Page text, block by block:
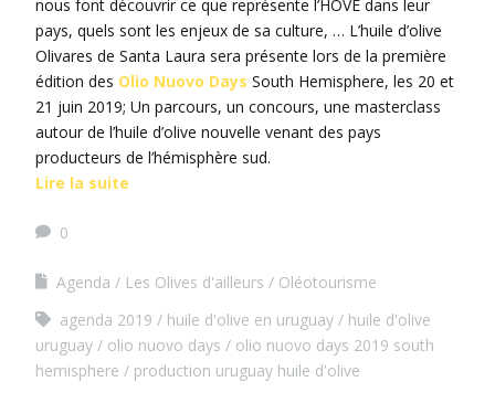
nous font découvrir ce que représente l’HOVE dans leur
pays, quels sont les enjeux de sa culture, … L’huile d’olive
Olivares de Santa Laura sera présente lors de la première
édition des Olio Nuovo Days South Hemisphere, les 20 et
21 juin 2019; Un parcours, un concours, une masterclass
autour de l’huile d’olive nouvelle venant des pays
producteurs de l’hémisphère sud.
Lire la suite
0
Agenda Les Olives d'ailleurs
Oléotourisme
agenda 2019
huile d'olive en uruguay
huile d'olive
uruguay
olio nuovo days
olio nuovo days 2019 south
hemisphere
production uruguay huile d'olive